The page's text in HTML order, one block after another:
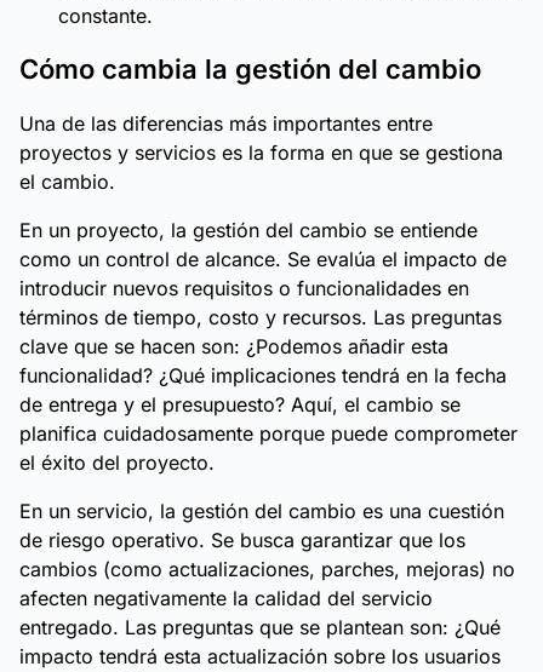
constante.
Cómo cambia la gestión del cambio
Una de las diferencias más importantes entre
proyectos y servicios es la forma en que se gestiona
el cambio.
En un proyecto, la gestión del cambio se entiende
como un control de alcance. Se evalúa el impacto de
introducir nuevos requisitos o funcionalidades en
términos de tiempo, costo y recursos. Las preguntas
clave que se hacen son: ¿Podemos añadir esta
funcionalidad? ¿Qué implicaciones tendrá en la fecha
de entrega y el presupuesto? Aquí, el cambio se
planifica cuidadosamente porque puede comprometer
el éxito del proyecto.
En un servicio, la gestión del cambio es una cuestión
de riesgo operativo. Se busca garantizar que los
cambios (como actualizaciones, parches, mejoras) no
afecten negativamente la calidad del servicio
entregado. Las preguntas que se plantean son: ¿Qué
impacto tendrá esta actualización sobre los usuarios